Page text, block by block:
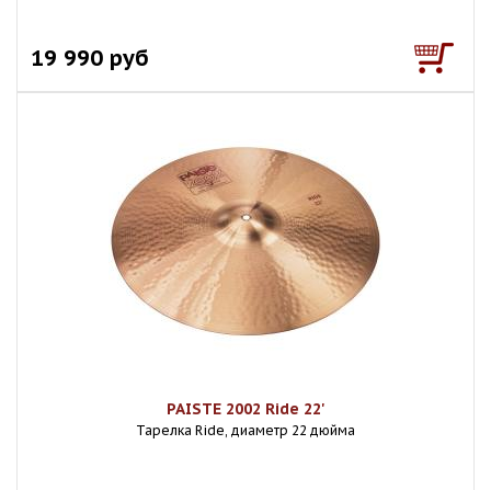
19 990 руб
PAISTE 2002 Ride 22'
Тарелка Ride, диаметр 22 дюйма